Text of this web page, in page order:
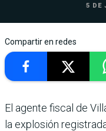
5 DE
Compartir en redes
El agente fiscal de
la explosión